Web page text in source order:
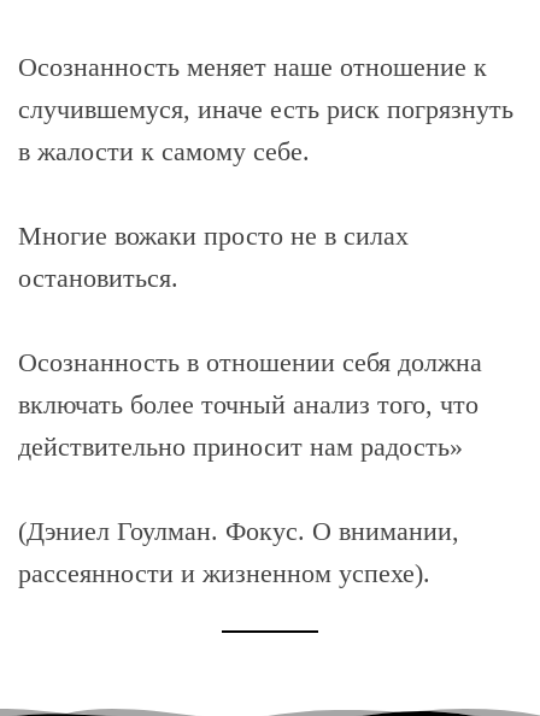
Осознанность меняет наше отношение к
случившемуся, иначе есть риск погрязнуть
в жалости к самому себе.
Многие вожаки просто не в силах
остановиться.
Осознанность в отношении себя должна
включать более точный анализ того, что
действительно приносит нам радость»
(Дэниел Гоулман. Фокус. О внимании,
рассеянности и жизненном успехе).